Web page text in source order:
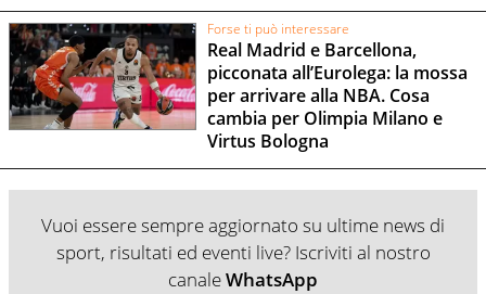
Forse ti può interessare
Real Madrid e Barcellona,
picconata all’Eurolega: la mossa
per arrivare alla NBA. Cosa
cambia per Olimpia Milano e
Virtus Bologna
Vuoi essere sempre aggiornato su ultime news di
sport, risultati ed eventi live? Iscriviti al nostro
canaleWhatsApp